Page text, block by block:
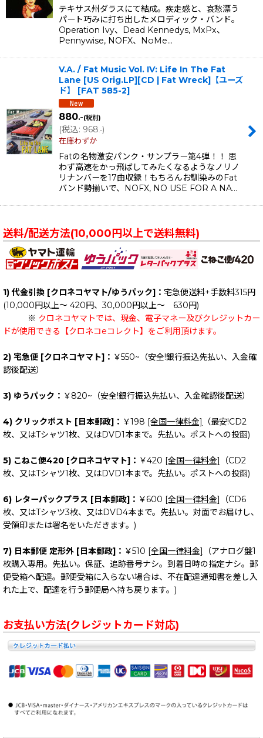
テキサス州ダラスにて結成。疾走感と、哀愁漂う
パート巧みに打ち出したメロディック・バンド。
Operation Ivy、Dead Kennedys, MxPx、
Pennywise, NOFX、NoMe…
V.A. / Fat Music Vol. IV: Life In The Fat
Lane [US Orig.LP][CD | Fat Wreck]【ユーズ
ド】
[FAT 585-2]
880.-(税別)
(税込: 968.-)
在庫わずか
Fatの名物激安パンク・サンプラー第4弾！！ 思
わず高速をかっ飛ばしてみたくなるようなノリノ
リナンバーを17曲収録！もちろんお馴染みのFat
バンド勢揃いで、NOFX, NO USE FOR A NA…
送料/配送方法(10,000円以上で送料無料)
1) 代金引換 [クロネコヤマト/ゆうパック]： 宅急便送料+手数料315円
(10,000円以上～ 420円、30,000円以上～ 630円)
※ クロネコヤマトでは、現金、電子マネー及びクレジットカー
ドが使用できる【クロネコeコレクト】をご利用頂けます。
2) 宅急便 [クロネコヤマト]： ￥550~（安全!銀行振込先払い、入金確
認後配送）
3) ゆうパック： ￥820~（安全!銀行振込先払い、入金確認後配送）
4) クリックポスト [日本郵政]： ￥198 [全国一律料金]
（最安!CD2
枚、又はTシャツ1枚、又はDVD1本まで。先払い。ポストへの投函)
5) こねこ便420 [クロネコヤマト]： ￥420 [全国一律料金]
（CD2
枚、又はTシャツ1枚、又はDVD1本まで。先払い。ポストへの投函)
6) レターパックプラス [日本郵政]： ￥600 [全国一律料金]
（CD6
枚、又はTシャツ3枚、又はDVD4本まで。先払い。対面でお届けし、
受領印または署名をいただきます。)
7) 日本郵便 定形外 [日本郵政]： ￥510 [全国一律料金]
（アナログ盤1
枚購入専用。先払い。保証、追跡番号ナシ。到着日時の指定ナシ。郵
便受箱へ配達。郵便受箱に入らない場合は、不在配達通知書を差し入
れた上で、配達を行う郵便局へ持ち戻ります。)
お支払い方法(クレジットカード対応)